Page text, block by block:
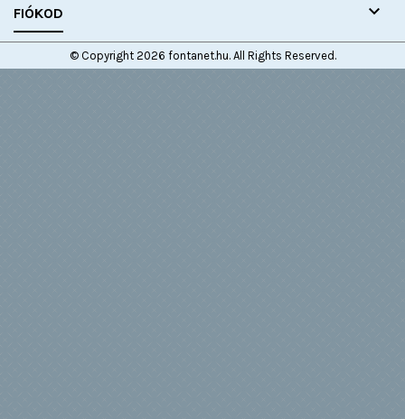
FIÓKOD 
© Copyright 2026 fontanet.hu. All Rights Reserved.